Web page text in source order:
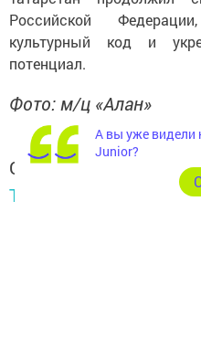
Российской
культурный код и
потенциал.
Фото: м/ц «Алан»
Следите за самым
Telegram-канале
А вы уже видели
Junior?